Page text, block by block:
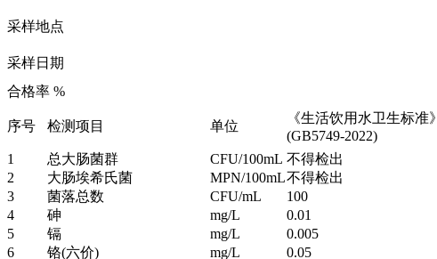
采样地点
采样日期
合格率 %
序号 检测项目 单位
《生活饮用水卫生标准》
(GB5749-2022)
1 总大肠菌群 CFU/100mL 不得检出
2
大肠埃希氏菌 MPN/100mL不得检出
3
菌落总数 CFU/mL 100
4
砷 mg/L 0.01
5
镉 mg/L 0.005
6
铬(六价) mg/L 0.05